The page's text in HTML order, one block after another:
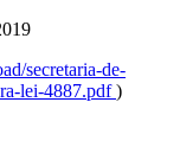
secretaria-de-
lei-4887.pdf )